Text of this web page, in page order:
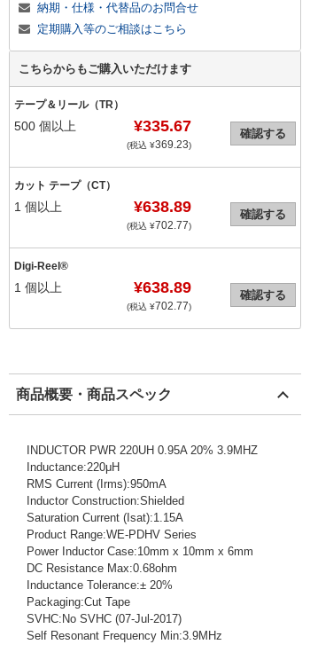
納期・仕様・代替品のお問合せ
定期購入等のご相談はこちら
こちらからもご購入いただけます
テープ＆リール（TR）
500 個以上 ¥335.67
(税込 ¥369.23)
確認する
カット テープ（CT）
1 個以上 ¥638.89
(税込 ¥702.77)
確認する
Digi-Reel®
1 個以上 ¥638.89
(税込 ¥702.77)
確認する
商品概要・商品スペック
INDUCTOR PWR 220UH 0.95A 20% 3.9MHZ
Inductance:220μH
RMS Current (Irms):950mA
Inductor Construction:Shielded
Saturation Current (Isat):1.15A
Product Range:WE-PDHV Series
Power Inductor Case:10mm x 10mm x 6mm
DC Resistance Max:0.68ohm
Inductance Tolerance:± 20%
Packaging:Cut Tape
SVHC:No SVHC (07-Jul-2017)
Self Resonant Frequency Min:3.9MHz